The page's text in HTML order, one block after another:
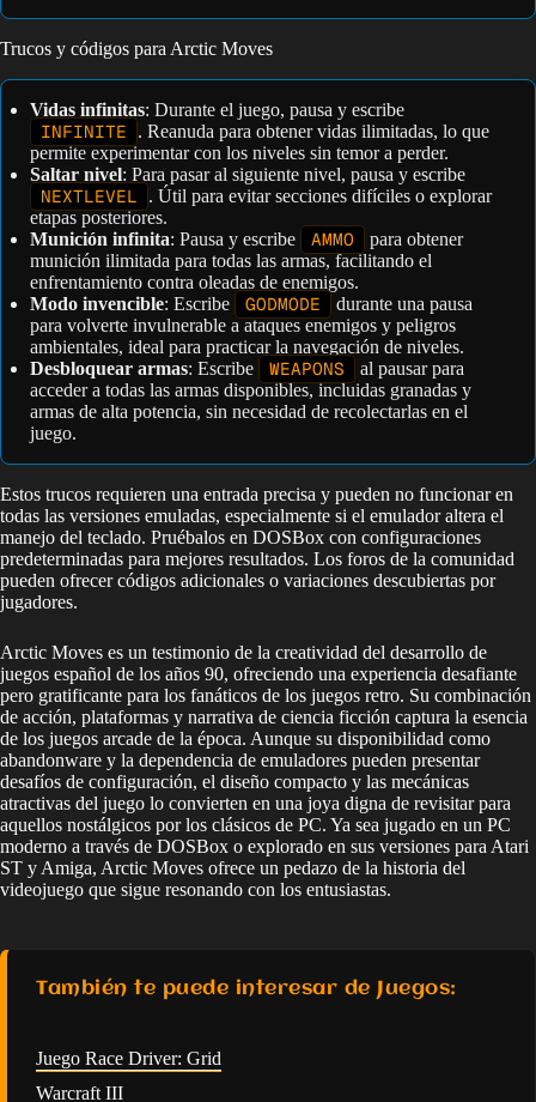
Trucos y códigos para Arctic Moves
Vidas infinitas: Durante el juego, pausa y escribe
INFINITE
. Reanuda para obtener vidas ilimitadas, lo que
permite experimentar con los niveles sin temor a perder.
Saltar nivel: Para pasar al siguiente nivel, pausa y escribe
NEXTLEVEL
. Útil para evitar secciones difíciles o explorar
etapas posteriores.
Munición infinita: Pausa y escribe AMMO
para obtener
munición ilimitada para todas las armas, facilitando el
enfrentamiento contra oleadas de enemigos.
Modo invencible: Escribe GODMODE
durante una pausa
para volverte invulnerable a ataques enemigos y peligros
ambientales, ideal para practicar la navegación de niveles.
Desbloquear armas: Escribe WEAPONS
al pausar para
acceder a todas las armas disponibles, incluidas granadas y
armas de alta potencia, sin necesidad de recolectarlas en el
juego.
Estos trucos requieren una entrada precisa y pueden no funcionar en
todas las versiones emuladas, especialmente si el emulador altera el
manejo del teclado. Pruébalos en DOSBox con configuraciones
predeterminadas para mejores resultados. Los foros de la comunidad
pueden ofrecer códigos adicionales o variaciones descubiertas por
jugadores.
Arctic Moves es un testimonio de la creatividad del desarrollo de
juegos español de los años 90, ofreciendo una experiencia desafiante
pero gratificante para los fanáticos de los juegos retro. Su combinación
de acción, plataformas y narrativa de ciencia ficción captura la esencia
de los juegos arcade de la época. Aunque su disponibilidad como
abandonware y la dependencia de emuladores pueden presentar
desafíos de configuración, el diseño compacto y las mecánicas
atractivas del juego lo convierten en una joya digna de revisitar para
aquellos nostálgicos por los clásicos de PC. Ya sea jugado en un PC
moderno a través de DOSBox o explorado en sus versiones para Atari
ST y Amiga, Arctic Moves ofrece un pedazo de la historia del
videojuego que sigue resonando con los entusiastas.
También te puede interesar de Juegos:
Juego Race Driver: Grid
Warcraft III